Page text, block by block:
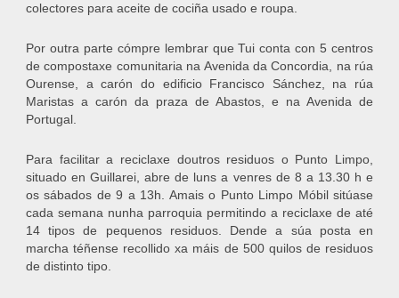
colectores para aceite de cociña usado e roupa.
Por outra parte cómpre lembrar que Tui conta con 5 centros
de compostaxe comunitaria na Avenida da Concordia, na rúa
Ourense, a carón do edificio Francisco Sánchez, na rúa
Maristas a carón da praza de Abastos, e na Avenida de
Portugal.
Para facilitar a reciclaxe doutros residuos o Punto Limpo,
situado en Guillarei, abre de luns a venres de 8 a 13.30 h e
os sábados de 9 a 13h. Amais o Punto Limpo Móbil sitúase
cada semana nunha parroquia permitindo a reciclaxe de até
14 tipos de pequenos residuos. Dende a súa posta en
marcha téñense recollido xa máis de 500 quilos de residuos
de distinto tipo.